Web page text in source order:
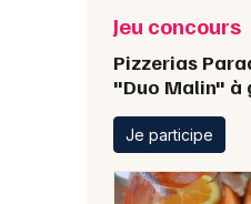
Jeu concours
Pizzerias
"Duo Malin" à
Je participe